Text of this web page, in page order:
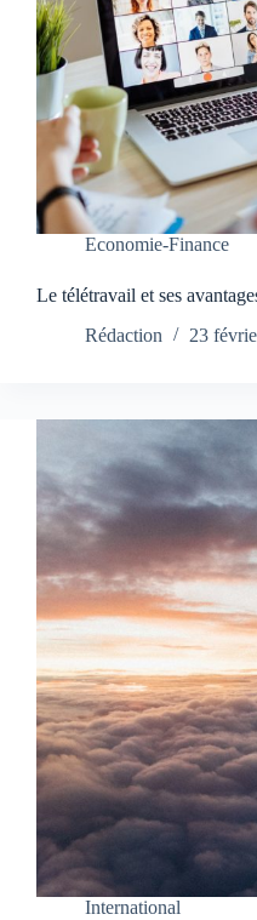
Economie-Finance
Le télétravail et ses
Rédaction
23
International